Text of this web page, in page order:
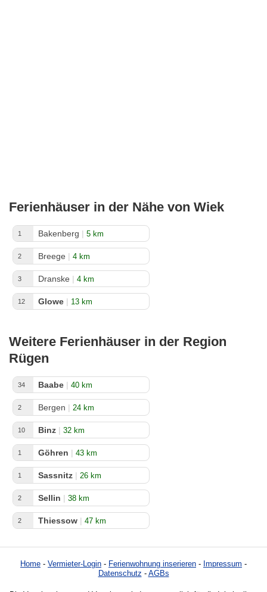
Ferienhäuser in der Nähe von Wiek
1 Bakenberg | 5 km
2 Breege | 4 km
3 Dranske | 4 km
12 Glowe | 13 km
Weitere Ferienhäuser in der Region
Rügen
34 Baabe | 40 km
2 Bergen | 24 km
10 Binz | 32 km
1 Göhren | 43 km
1 Sassnitz | 26 km
2 Sellin | 38 km
2 Thiessow | 47 km
Home - Vermieter-Login - Ferienwohnung inserieren - Impressum -
Datenschutz - AGBs